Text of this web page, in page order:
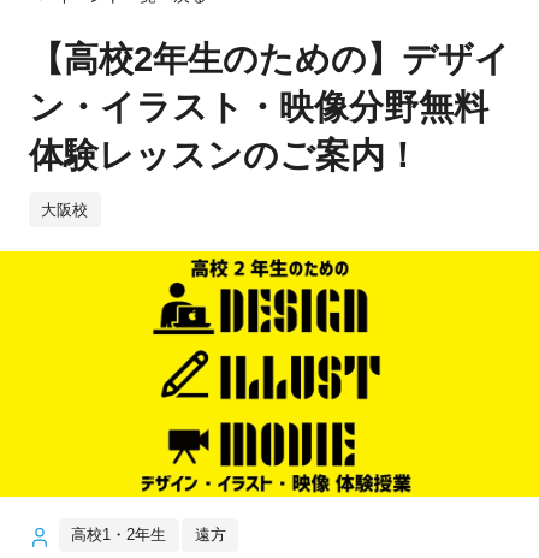
【高校2年生のための】デザイ
ン・イラスト・映像分野無料
体験レッスンのご案内！
大阪校
高校1・2年生 遠方